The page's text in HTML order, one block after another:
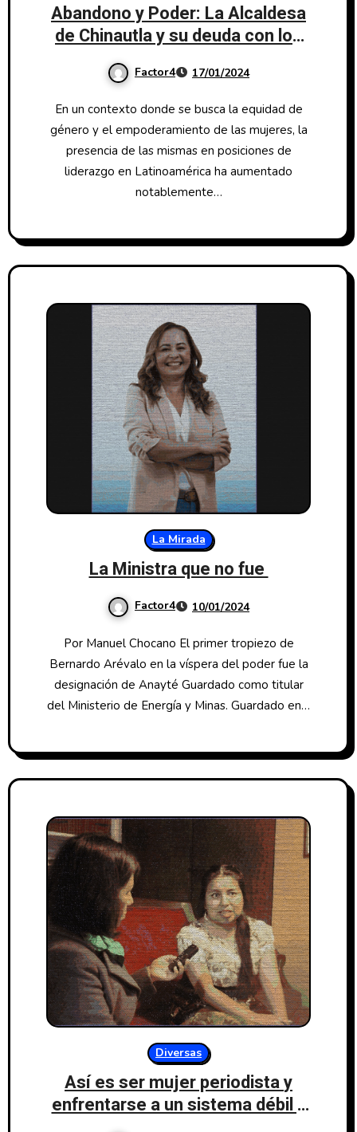
Abandono y Poder: La Alcaldesa
de Chinautla y su deuda con los
derechos de las mujeres
Factor4 17/01/2024
En un contexto donde se busca la equidad de
género y el empoderamiento de las mujeres, la
presencia de las mismas en posiciones de
liderazgo en Latinoamérica ha aumentado
notablemente…
La Mirada
La Ministra que no fue
Factor4 10/01/2024
Por Manuel Chocano El primer tropiezo de
Bernardo Arévalo en la víspera del poder fue la
designación de Anayté Guardado como titular
del Ministerio de Energía y Minas. Guardado en…
Diversas
Así es ser mujer periodista y
enfrentarse a un sistema débil y